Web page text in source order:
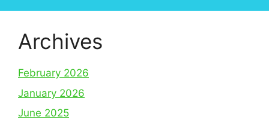
Archives
February 2026
January 2026
June 2025